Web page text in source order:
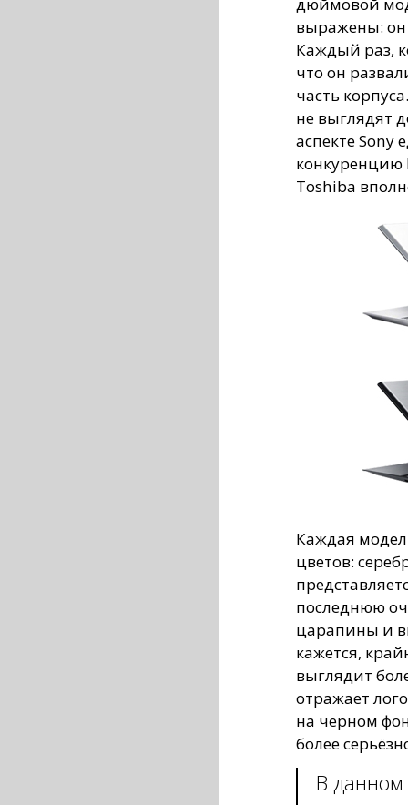
выражены: он
Каждый раз,
что он
часть
не выглядят
аспекте Sony
конкуренцию
Toshiba
Каждая
цветов:
последнюю
царапины и
кажется,
выглядит
отражает
на черном
более
В данном